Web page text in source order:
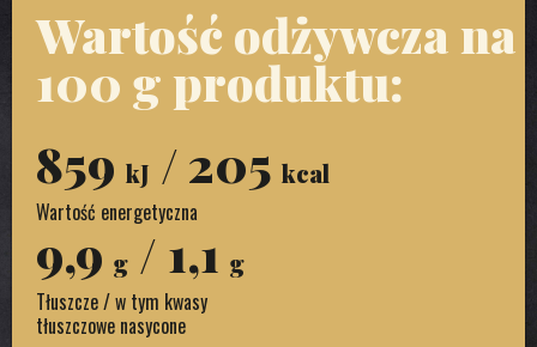
Wartość odżywcza na
100 g produktu:
859 kJ / 205 kcal
Wartość energetyczna
9,9 g / 1,1 g
Tłuszcze / w tym kwasy
tłuszczowe nasycone